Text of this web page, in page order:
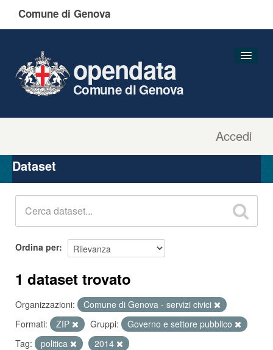
Comune di Genova
Accedi
opendata
Comune di Genova
Organizzazioni
Gruppi
Dataset
Ordina per
1 dataset trovato
Organizzazioni:
Comune di Genova - servizi civici
Formati:
ZIP Gruppi:
Governo e settore pubblico
Tag:
politica
2014